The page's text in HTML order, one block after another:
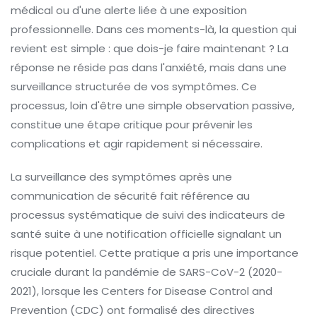
médical ou d'une alerte liée à une exposition
professionnelle. Dans ces moments-là, la question qui
revient est simple : que dois-je faire maintenant ? La
réponse ne réside pas dans l'anxiété, mais dans une
surveillance structurée de vos symptômes. Ce
processus, loin d'être une simple observation passive,
constitue une étape critique pour prévenir les
complications et agir rapidement si nécessaire.
La surveillance des symptômes après une
communication de sécurité fait référence au
processus systématique de suivi des indicateurs de
santé suite à une notification officielle signalant un
risque potentiel. Cette pratique a pris une importance
cruciale durant la pandémie de SARS-CoV-2 (2020-
2021), lorsque les Centers for Disease Control and
Prevention (CDC) ont formalisé des directives